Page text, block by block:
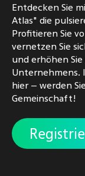
Entdecken Sie
Atlas" die
Profitieren Sie
vernetzen Sie
und erhöhen
Unternehmens.
hier – werden
Gemeinschaft!